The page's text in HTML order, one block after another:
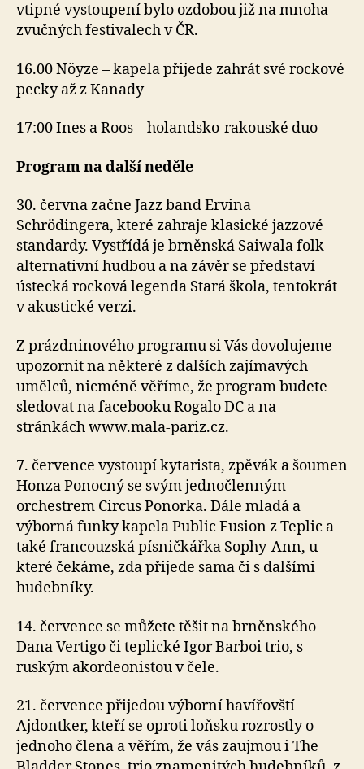
vtipné vystoupení bylo ozdobou již na mnoha
zvučných festivalech v ČR.
16.00 Nöyze – kapela přijede zahrát své rockové
pecky až z Kanady
17:00 Ines a Roos – holandsko-rakouské duo
Program na další neděle
30. června začne Jazz band Ervina
Schrödingera, které zahraje klasické jazzové
standardy. Vystřídá je brněnská Saiwala folk-
alternativní hudbou a na závěr se představí
ústecká rocková legenda Stará škola, tentokrát
v akustické verzi.
Z prázdninového programu si Vás dovolujeme
upozornit na některé z dalších zajímavých
umělců, nicméně věříme, že program budete
sledovat na facebooku Rogalo DC a na
stránkách www.mala-pariz.cz.
7. července vystoupí kytarista, zpěvák a šoumen
Honza Ponocný se svým jednočlenným
orchestrem Circus Ponorka. Dále mladá a
výborná funky kapela Public Fusion z Teplic a
také francouzská písničkářka Sophy-Ann, u
které čekáme, zda přijede sama či s dalšími
hudebníky.
14. července se můžete těšit na brněnského
Dana Vertigo či teplické Igor Barboi trio, s
ruským akordeonistou v čele.
21. července přijedou výborní havířovští
Ajdontker, kteří se oproti loňsku rozrostly o
jednoho člena a věřím, že vás zaujmou i The